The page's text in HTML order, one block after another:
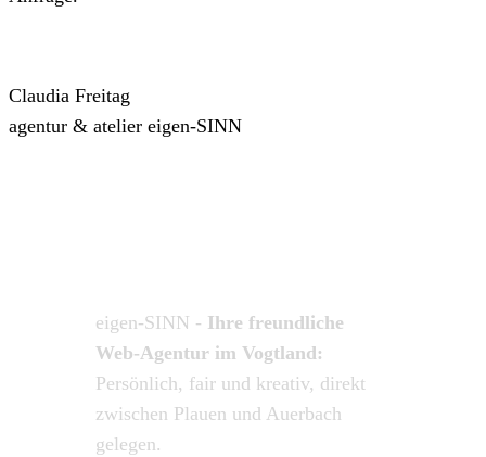
Claudia Freitag
agentur & atelier eigen-SINN
eigen-SINN - Ihre freundliche
Web-Agentur im Vogtland:
Persönlich, fair und kreativ, direkt
zwischen Plauen und Auerbach
gelegen.